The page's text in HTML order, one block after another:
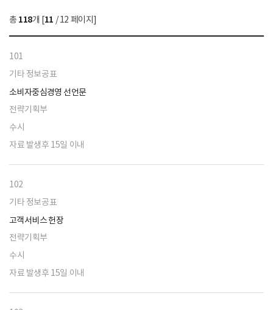
선
택
총 118개 [11 / 12 페이지]
101
기타 정보공표
소비자중심경영 선언문
전략기획부
수시
자료 발생후 15일 이내
102
기타 정보공표
고객서비스 헌장
전략기획부
수시
자료 발생후 15일 이내